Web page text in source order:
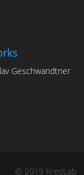
Geschwandtner
© 2019 KreoLab